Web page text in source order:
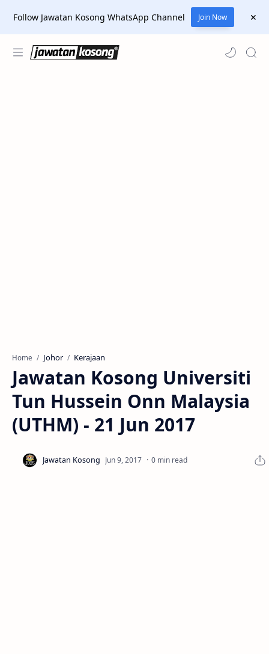
Follow Jawatan Kosong WhatsApp Channel Join Now
Home Johor Kerajaan
Jawatan Kosong Universiti
Tun Hussein Onn Malaysia
(UTHM) - 21 Jun 2017
0 min read